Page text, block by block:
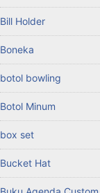
Bill Holder
Boneka
botol bowling
Botol Minum
box set
Bucket Hat